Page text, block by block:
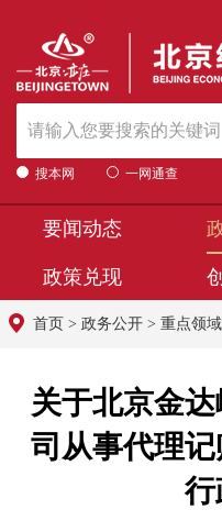
搜本网 一网通查
要闻动态
政策兑现
首页 > 政务公开 > 重点领
关于北京金
司从事代理
行